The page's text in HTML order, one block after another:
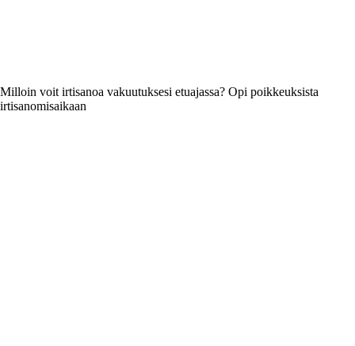
Milloin voit irtisanoa vakuutuksesi etuajassa? Opi poikkeuksista
irtisanomisaikaan